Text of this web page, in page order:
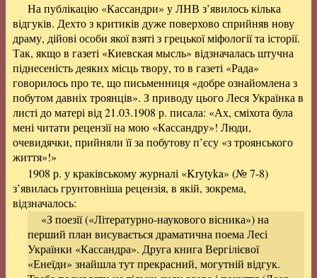
На публікацію «Кассандри» у ЛНВ з’явилось кілька
відгуків. Дехто з критиків дуже поверхово сприйняв нову
драму, дійові особи якої взяті з грецької міфології та історії.
Так, якщо в газеті «Киевская мысль» відзначалась штучна
піднесеність деяких місць твору, то в газеті «Рада»
говорилось про те, що письменниця «добре ознайомлена з
побутом давніх троянців». З приводу цього Леся Українка в
листі до матері від 21.03.1908 р. писала: «Ах, сміхота була
мені читати рецензії на мою «Кассандру»! Люди,
очевидячки, прийняли її за побутову п’єсу «з троянського
життя»!»
1908 р. у краківському журналі «Krytyka» (№ 7-8)
з’явилась грунтовніша рецензія, в якій, зокрема,
відзначалось:
«З поезії («Літературно-наукового вісника») на
перший план висувається драматична поема Лесі
Українки «Кассандра». Друга книга Вергілієвої
«Енеїди» знайшла тут прекрасний, могутній відгук.